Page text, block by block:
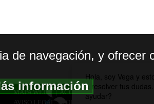
MAPA WEB|ACCESIBILIDAD
AVISO LEGAL| POLITICA DE PRIVACIDAD
de navegación, y ofrecer
información